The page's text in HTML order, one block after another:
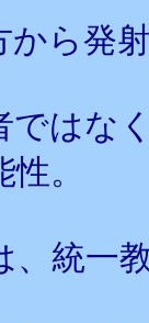
から発
ではな
。
、統一